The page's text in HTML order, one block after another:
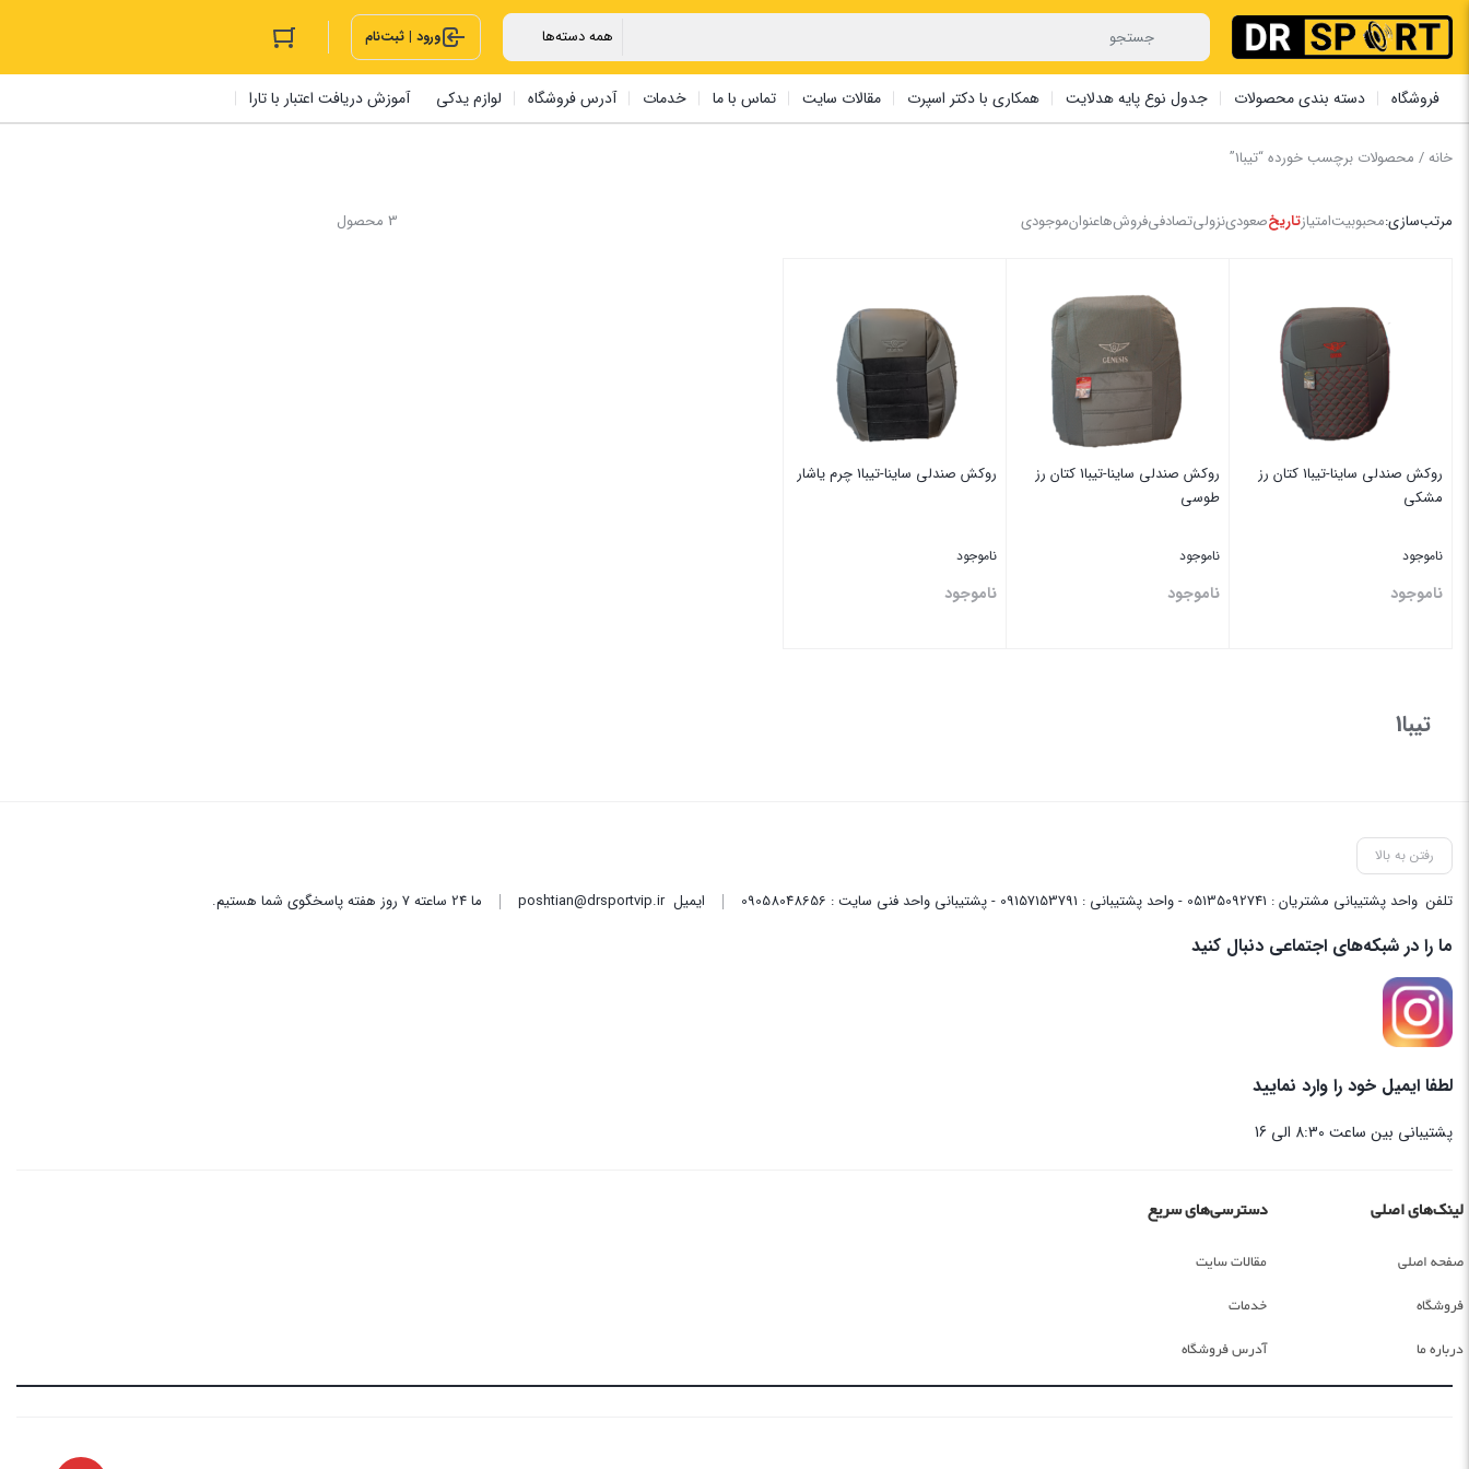
ورود | ثبت‌نام
فروشگاه دسته بندی محصولات جدول نوع پایه هدلایت همکاری با دکتر اسپرت مقالات سایت تماس با ما خدمات آدرس فروشگاه لوازم یدکی آموزش دریافت اعتبار با تارا
خانه/ محصولات برچسب خورده “تیبا1”
3 محصول مرتب‌سازی:محبوبیتامتیازتاریخصعودینزولیتصادفیفروش‌هاعنوانموجودی
روکش صندلی ساینا-تیبا1 کتان رز
مشکی
ناموجود
ناموجود
روکش صندلی ساینا-تیبا1 کتان رز
طوسی
ناموجود
ناموجود
روکش صندلی ساینا-تیبا1 چرم یاشار
ناموجود
ناموجود
تیبا1
رفتن به بالا
تلفن واحد پشتیبانی مشتریان : 05135092741 - واحد پشتیبانی : 09157153791 - پشتیبانی واحد فنی سایت : 09058048656 ایمیلposhtian@drsportvip.ir ما 24 ساعته 7 روز هفته پاسخگوی شما هستیم.
ما را در شبکه‌های اجتماعی دنبال کنید
لطفا ایمیل خود را وارد نمایید
پشتیبانی بین ساعت 8:30 الی 16
لینک‌های اصلی
صفحه اصلی
فروشگاه
درباره ما
دسترسی‌های سریع
مقالات سایت
خدمات
آدرس فروشگاه